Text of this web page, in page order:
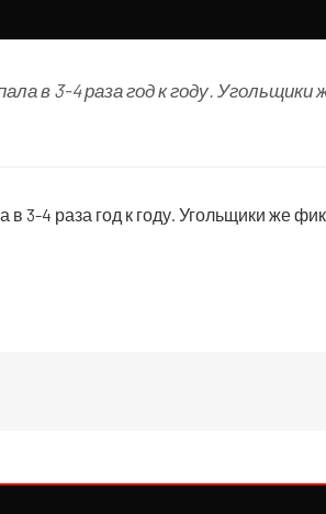
в 3-4 раза год к году.
3-4 раза год к году. Угольщики же